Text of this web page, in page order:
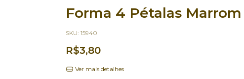
Forma 4 Pétalas
SKU: 15940
R$3,80
Ver mais detalhes